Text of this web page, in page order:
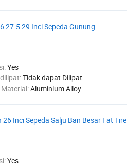
27.5 29 Inci Sepeda Gunung
Yes
Tidak dapat Dilipat
Aluminium Alloy
Inci Sepeda Salju Ban Besar Fat Tire
Yes